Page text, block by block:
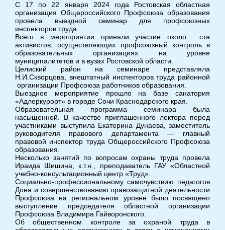
С 17 по 22 января 2024 года Ростовская областная
организация Общероссийского Профсоюза образования
провела выездной семинар для профсоюзных
инспекторов труда.
Всего в мероприятии приняли участие около ста
активистов, осуществляющих профсоюзный контроль в
образовательных организациях на уровне
муниципалитетов и в вузах Ростовской области.
Целиский район на семинаре представляла
Н.И.Скворцова, внештатный инспекторов труда районной
организации Профсоюза работников образования.
Выездное мероприятие прошло на базе санатория
«Адлеркурорт» в городе Сочи Краснодарского края.
Образовательная программа семинара была
насыщенной. В качестве приглашенного лектора перед
участниками выступила Екатерина Дунаева, заместитель
руководителя правового департамента — главный
правовой инспектор труда Общероссийского Профсоюза
образования.
Несколько занятий по вопросам охраны труда провела
Ираида Шишина, к.т.н., преподаватель ГАУ «Областной
учебно-консультационный центр «Труд».
Социально-профессиональному самочувствию педагогов
Дона и совершенствованию правозащитной деятельности
Профсоюза на региональном уровне было посвящено
выступление председателя областной организации
Профсоюза Владимира Гайворонского.
Об общественном контроле за охраной труда в